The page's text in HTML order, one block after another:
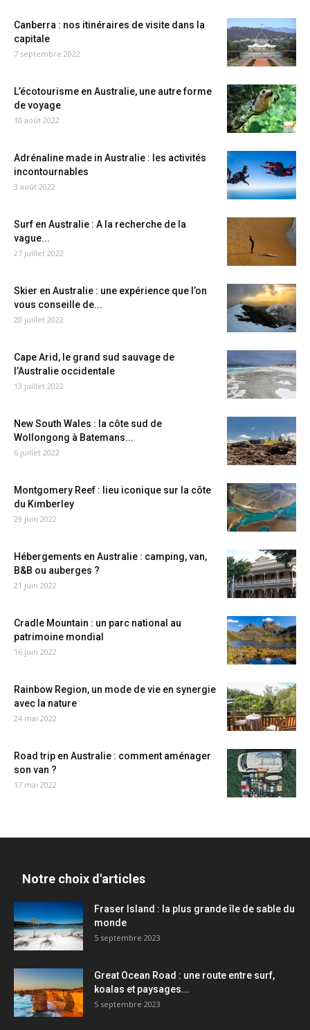
Canberra : nos itinéraires de visite dans la
capitale
7 septembre 2022
L’écotourisme en Australie, une autre forme
de voyage
10 août 2022
Adrénaline made in Australie : les activités
incontournables
3 août 2022
Surf en Australie : A la recherche de la
vague...
27 juillet 2022
Skier en Australie : une expérience que l’on
vous conseille de...
20 juillet 2022
Cape Arid, le grand sud sauvage de
l’Australie occidentale
13 juillet 2022
New South Wales : la côte sud de
Wollongong à Batemans...
6 juillet 2022
Montgomery Reef : lieu iconique sur la côte
du Kimberley
29 juin 2022
Hébergements en Australie : camping, van,
B&B ou auberges ?
21 juin 2022
Cradle Mountain : un parc national au
patrimoine mondial
16 juin 2022
Rainbow Region, un mode de vie en synergie
avec la nature
24 mai 2022
Road trip en Australie : comment aménager
son van ?
17 mai 2022
Notre choix d'articles
Fraser Island : la plus grande île de sable du
monde
5 septembre 2023
Great Ocean Road : une route entre surf,
koalas et paysages...
5 septembre 2023